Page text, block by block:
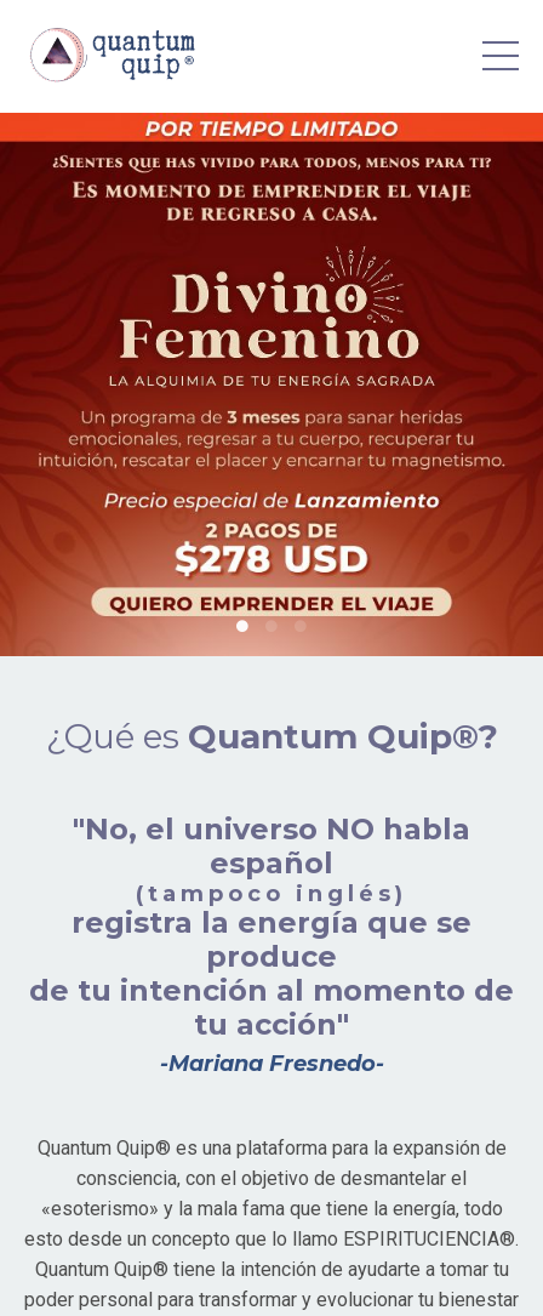
¿Qué es Quantum Quip®?
"No, el universo NO habla
español
(tampoco inglés)
registra la energía que se
produce
de tu intención al momento de
tu acción"
-Mariana Fresnedo-
Quantum Quip®️ es una plataforma para la expansión de
consciencia, con el objetivo de desmantelar el
«esoterismo» y la mala fama que tiene la energía, todo
esto desde un concepto que lo llamo ESPIRITUCIENCIA®️.
Quantum Quip️®️ tiene la intención de ayudarte a tomar tu
poder personal para transformar y evolucionar tu bienestar